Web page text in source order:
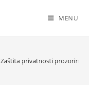
MENU
Zaštita privatnosti prozorima